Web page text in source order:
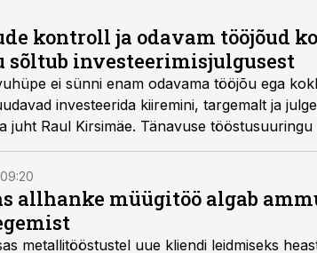
kontroll ja odavam tööjõud
sõltub investeerimisjulgusest
ei sünni enam odavama tööjõu ega
investeerida kiiremini, targemalt ja
juht Raul Kirsimäe. Tänavuse
saavutavad ülejäänud ettevõtetega
allhanke müügitöö algab
metallitööstustel uue kliendi leidmiseks